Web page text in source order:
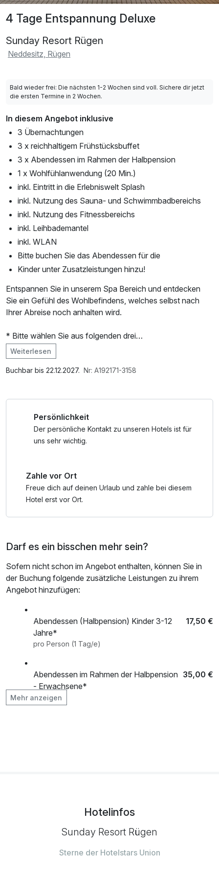
4 Tage Entspannung Deluxe
Sunday Resort Rügen
Neddesitz, Rügen
Bald wieder frei: Die nächsten 1-2 Wochen sind voll. Sichere dir jetzt
die ersten Termine in 2 Wochen.
In diesem Angebot inklusive
3 Übernachtungen
3 x reichhaltigem Frühstücksbuffet
3 x Abendessen im Rahmen der Halbpension
1 x Wohlfühlanwendung (20 Min.)
inkl. Eintritt in die Erlebniswelt Splash
inkl. Nutzung des Sauna- und Schwimmbadbereichs
inkl. Nutzung des Fitnessbereichs
inkl. Leihbademantel
inkl. WLAN
Bitte buchen Sie das Abendessen für die
Kinder unter Zusatzleistungen hinzu!
Entspannen Sie in unserem Spa Bereich und entdecken
Sie ein Gefühl des Wohlbefindens, welches selbst nach
Ihrer Abreise noch anhalten wird.
* Bitte wählen Sie aus folgenden drei
Wohlfühlanwendungen:
- entspannende Massage (20 Minuten)
- wohltuendes Körperpeeling (20 Minuten)
Im Angebot enthalten
Saunabenutzung, Leihbademantel, Nutzung des
Weiterlesen
Buchbar bis 22.12.2027. Nr: A192171-3158
Persönlichkeit
Der persönliche Kontakt zu unseren Hotels ist für
uns sehr wichtig.
Zahle vor Ort
Freue dich auf deinen Urlaub und zahle bei diesem
Hotel erst vor Ort.
Darf es ein bisschen mehr sein?
Sofern nicht schon im Angebot enthalten, können Sie in
der Buchung folgende zusätzliche Leistungen zu ihrem
Angebot hinzufügen:
Abendessen (Halbpension) Kinder 3-12
Jahre*
17,50 €
pro Person (1 Tag/e)
Abendessen im Rahmen der Halbpension
- Erwachsene*
35,00 €
Flasche Wein zur Anreise
Minibarfüllung zur Anreise
Mehr anzeigen
Hotelinfos
Sunday Resort Rügen
Sterne der Hotelstars Union